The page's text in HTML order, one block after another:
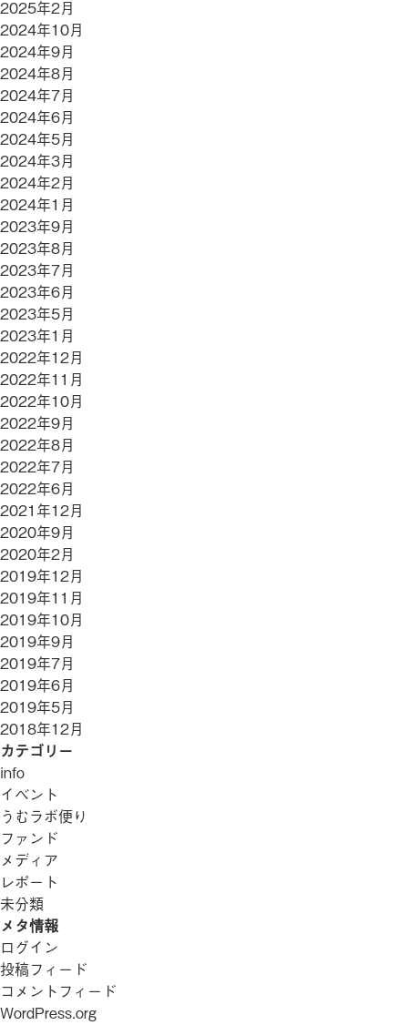
2025年2月
2024年10月
2024年9月
2024年8月
2024年7月
2024年6月
2024年5月
2024年3月
2024年2月
2024年1月
2023年9月
2023年8月
2023年7月
2023年6月
2023年5月
2023年1月
2022年12月
2022年11月
2022年10月
2022年9月
2022年8月
2022年7月
2022年6月
2021年12月
2020年9月
2020年2月
2019年12月
2019年11月
2019年10月
2019年9月
2019年7月
2019年6月
2019年5月
2018年12月
カテゴリー
info
イベント
うむラボ便り
ファンド
メディア
レポート
未分類
メタ情報
ログイン
投稿フィード
コメントフィード
WordPress.org